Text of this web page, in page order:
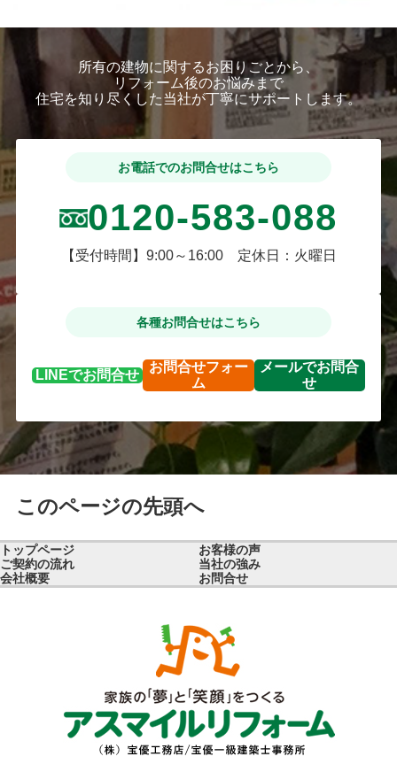
所有の建物に関するお困りごとから、
リフォーム後のお悩みまで
住宅を知り尽くした当社が丁寧にサポートします。
お電話でのお問合せはこちら
0120-583-088
【受付時間】9:00～16:00 定休日：火曜日
各種お問合せはこちら
LINEでお問合せ
お問合せフォー
ム
メールでお問合
せ
このページの先頭へ
トップページ
お客様の声
ご契約の流れ
当社の強み
会社概要
お問合せ